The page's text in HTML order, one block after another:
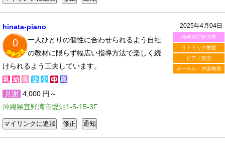
2025年4月04日
沖縄県宜野湾市
リトミック教室
ピアノ教室
ボーカル・声楽教室
hinata-piano
0
一人ひとりの個性に合わせられるよう自社
の教材に限らず幅広い指導方法で楽しく続
けられるよう工夫しています。
月謝 4,000 円～
沖縄県宜野湾市愛知1-5-15-3F